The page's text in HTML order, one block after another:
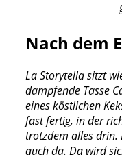
Nach dem
La Storytella sitzt
dampfende Tasse
eines köstlichen
fast fertig, in der
trotzdem alles drin.
auch da. Da wird